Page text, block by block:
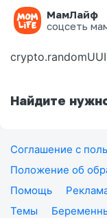
МамЛайф
соцсеть
Ошибка на
Найдите
Соглашение с
Положение об
Помощь
Темы